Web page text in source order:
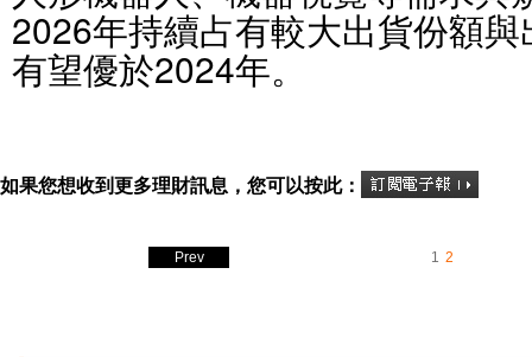
2026年持續占有較大出貨份額
有望優於2024年。
如果您想收到更多理財訊息，您可以按此：
Prev 1 2